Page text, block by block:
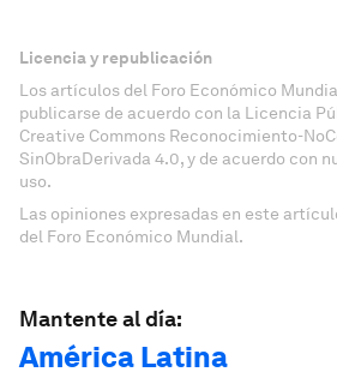
Licencia y republicación
Los artículos del Foro Económico
publicarse de acuerdo con la Licencia
Creative Commons Reconocimiento-
SinObraDerivada 4.0, y de acuerdo con
uso.
Las opiniones expresadas en este
del Foro Económico Mundial.
Mantente al día:
América Latina